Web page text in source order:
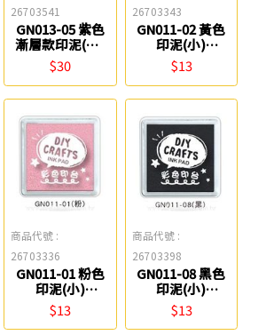
26703541
GN013-05 紫色
漸層款印泥(混)
SEASON
$30
26703343
GN011-02 黃色
印泥(小)
SEASON
$13
商品代號 :
26703336
GN011-01 粉色
印泥(小)
SEASON
$13
商品代號 :
26703398
GN011-08 黑色
印泥(小)
SEASON
$13